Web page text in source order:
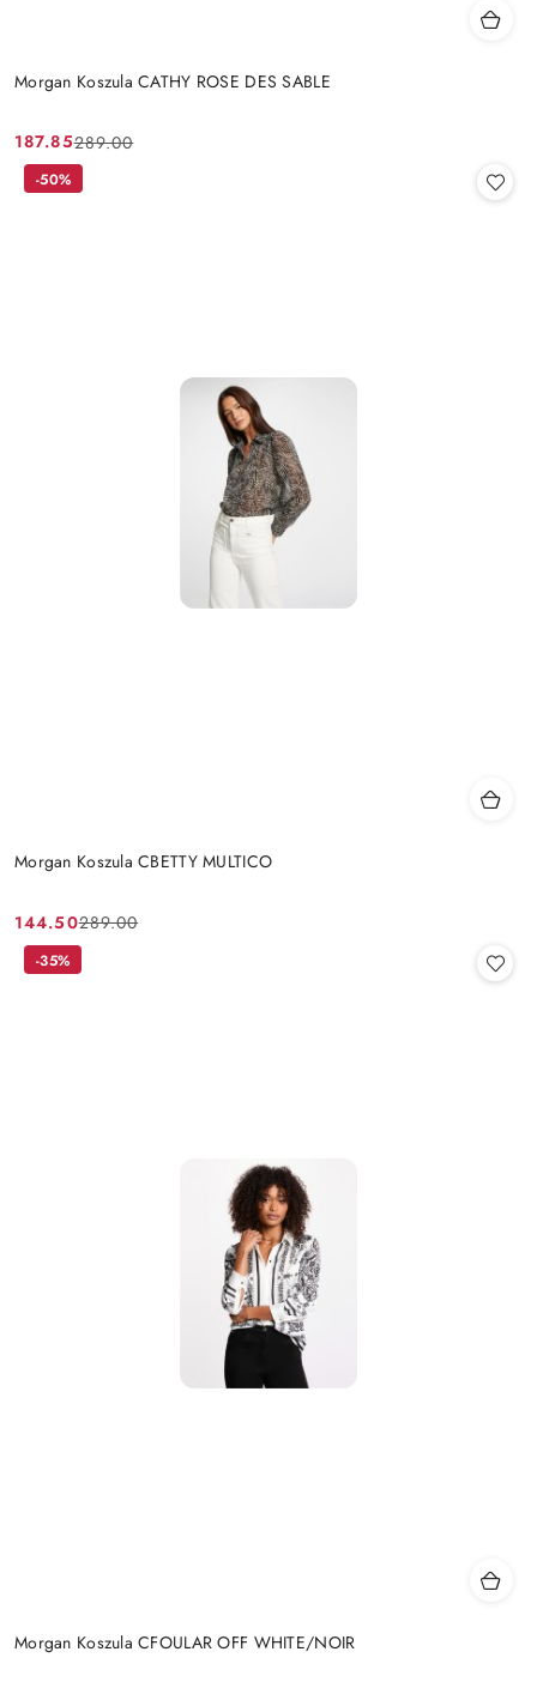
Morgan Koszula CATHY ROSE DES SABLE
Cena
promocyjna:
187.85
Cena
przed
289.00
Morgan Koszula CBETTY MULTICO
Cena
promocyjna:
144.50
Cena
przed
289.00
-50%
Morgan Koszula CFOULAR OFF WHITE/NOIR
-35%